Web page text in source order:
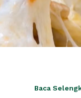
Baca